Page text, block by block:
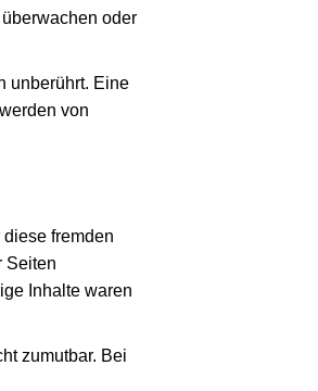
oder
unberührt. Eine
von
fremden
Seiten
Inhalte waren
zumutbar. Bei